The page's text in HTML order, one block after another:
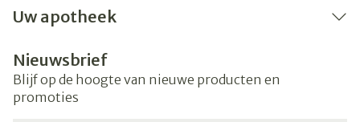
Uw apotheek
Nieuwsbrief
Blijf op de hoogte van nieuwe producten en
promoties